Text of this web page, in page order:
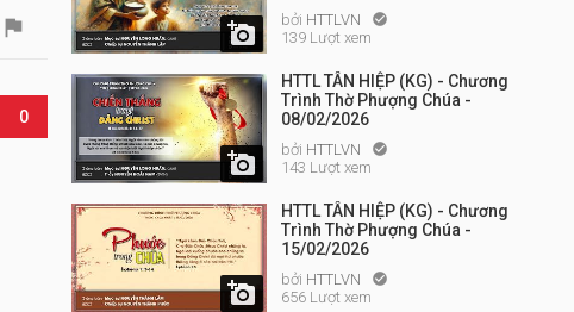
 bởi HTTLVN 
139 Lượt xem

HTTL TÂN HIỆP (KG) - Chương
Trình Thờ Phượng Chúa -
08/02/2026
bởi HTTLVN 
143 Lượt xem

HTTL TÂN HIỆP (KG) - Chương
Trình Thờ Phượng Chúa -
15/02/2026
bởi HTTLVN 
656 Lượt xem

0